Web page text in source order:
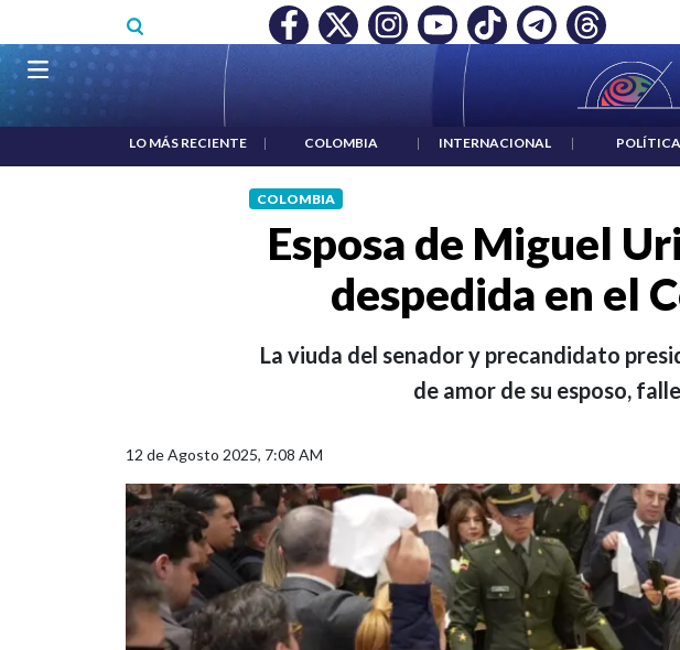
MÍNIMO NO DESTRUYÓ EMPLEO: JP MORGAN | "HABLAR NO ES UN CRIMEN": CARTA
Navegación principal
LO MÁS RECIENTE | COLOMBIA | INTERNACIONAL | POLÍTICA
COLOMBIA
Esposa de Miguel
despedida en el
La viuda del senador y precandidato
de amor de su esposo,
12 de Agosto 2025, 7:08 AM